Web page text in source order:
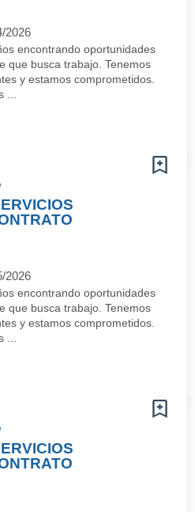
2026
encontrando oportunidades
que busca trabajo. Tenemos
y estamos comprometidos.
2026
encontrando oportunidades
que busca trabajo. Tenemos
y estamos comprometidos.